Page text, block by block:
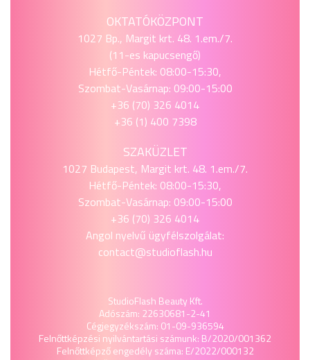
OKTATÓKÖZPONT
1027 Bp., Margit krt. 48. 1.em./7.
(11-es kapucsengő)
Hétfő-Péntek: 08:00-15:30,
Szombat-Vasárnap: 09:00-15:00
+36 (70) 326 4014
+36 (1) 400 7398
SZAKÜZLET
1027 Budapest, Margit krt. 48. 1.em./7.
Hétfő-Péntek: 08:00-15:30,
Szombat-Vasárnap: 09:00-15:00
+36 (70) 326 4014
Angol nyelvű ügyfélszolgálat:
contact@studioflash.hu
StudioFlash Beauty Kft.
Adószám: 22630681-2-41
Cégjegyzékszám: 01-09-936594
Felnőttképzési nyilvántartási számunk: B/2020/001362
Felnőttképző engedély száma: E/2022/000132